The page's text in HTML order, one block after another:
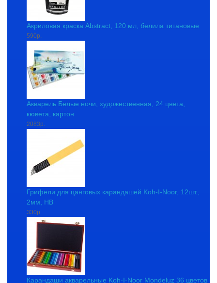
Акриловая краска Abstract, 120 мл, белила титановые
590р.
Акварель Белые ночи, художественная, 24 цвета,
кювета, картон
2083р.
Грифели для цанговых карандашей Koh-I-Noor, 12шт.,
2мм, HB
330р.
Карандаши акварельные Koh-I-Noor Mondeluz 36 цветов